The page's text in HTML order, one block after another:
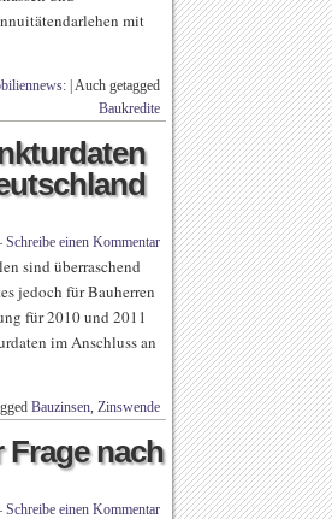
mit
Auch getagged
Baukredite
Schreibe einen Kommentar
sind überraschend
jedoch für Bauherren
für 2010 und 2011
im Anschluss an
Bauzinsen, Zinswende
Frage nach
Schreibe einen Kommentar